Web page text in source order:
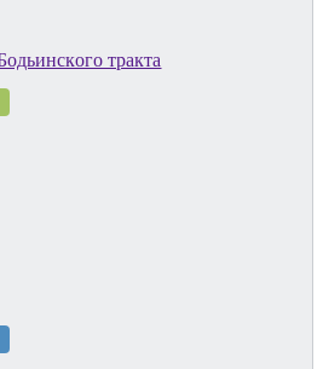
тракта